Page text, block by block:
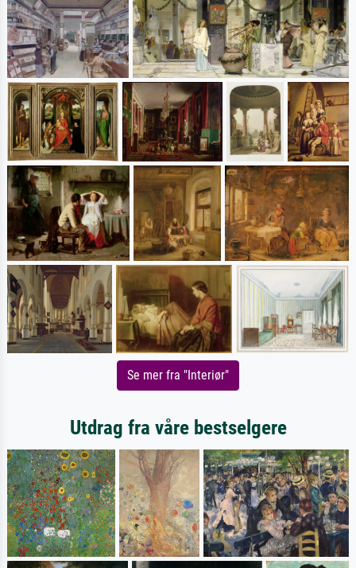
Se mer fra "Interiør"
Utdrag fra våre bestselgere